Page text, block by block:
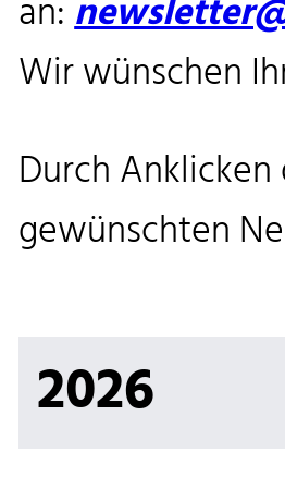
an:
Wir wünschen
Durch
gewünschten
2026